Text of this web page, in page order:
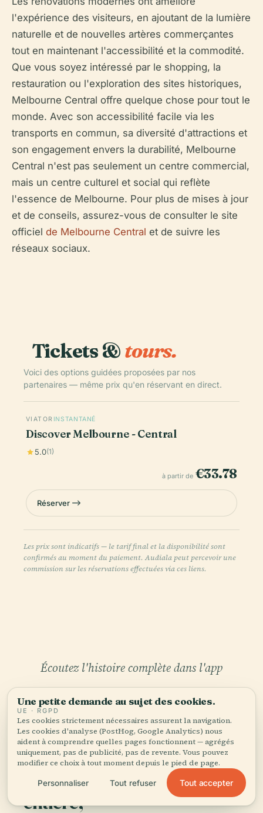
l'expérience des visiteurs, en ajoutant de la lumière
naturelle et de nouvelles artères commerçantes
tout en maintenant l'accessibilité et la commodité.
Que vous soyez intéressé par le shopping, la
restauration ou l'exploration des sites historiques,
Melbourne Central offre quelque chose pour tout le
monde. Avec son accessibilité facile via les
transports en commun, sa diversité d'attractions et
son engagement envers la durabilité, Melbourne
Central n'est pas seulement un centre commercial,
mais un centre culturel et social qui reflète
l'essence de Melbourne. Pour plus de mises à jour
et de conseils, assurez-vous de consulter le site
officiel de Melbourne Central et de suivre les
réseaux sociaux.
Tickets &tours.
Voici des options guidées proposées par nos
partenaires — même prix qu'en réservant en direct.
VIATOR INSTANTANÉ
Discover Melbourne - Central
5.0(1)
à partir de €33.78
Réserver
Les prix sont indicatifs — le tarif final et la disponibilité sont
confirmés au moment du paiement. Audiala peut percevoir une
commission sur les réservations effectuées via ces liens.
Écoutez l'histoire complète dans l'app
VOTRE CURATEUR PERSONNEL
Tour de Tir de Coop tout
entière,
Une petite demande au sujet des cookies.
UE · RGPD
Les cookies strictement nécessaires assurent la navigation.
Les cookies d'analyse (PostHog, Google Analytics) nous
aident à comprendre quelles pages fonctionnent — agrégés
uniquement, pas de publicité, pas de revente. Vous pouvez
modifier ce choix à tout moment depuis le pied de page.
Personnaliser Tout refuser Tout accepter